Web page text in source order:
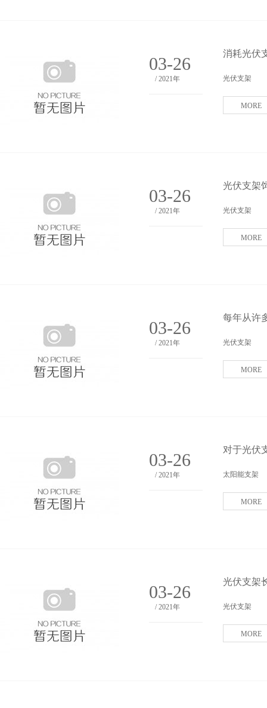
03-26
/ 2021年
消耗光伏
光伏支架
MORE
03-26
/ 2021年
光伏支架
光伏支架
MORE
03-26
/ 2021年
每年从许
光伏支架
MORE
03-26
/ 2021年
对于光伏
太阳能支架
MORE
03-26
/ 2021年
光伏支架
光伏支架
MORE